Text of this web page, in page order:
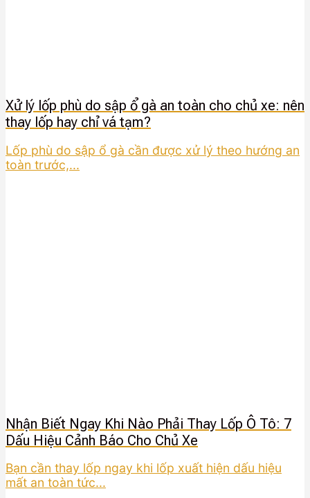
Xử lý lốp phù do sập ổ gà an toàn cho chủ xe: nên
thay lốp hay chỉ vá tạm?
Lốp phù do sập ổ gà cần được xử lý theo hướng an
toàn trước,...
Nhận Biết Ngay Khi Nào Phải Thay Lốp Ô Tô: 7
Dấu Hiệu Cảnh Báo Cho Chủ Xe
Bạn cần thay lốp ngay khi lốp xuất hiện dấu hiệu
mất an toàn tức...